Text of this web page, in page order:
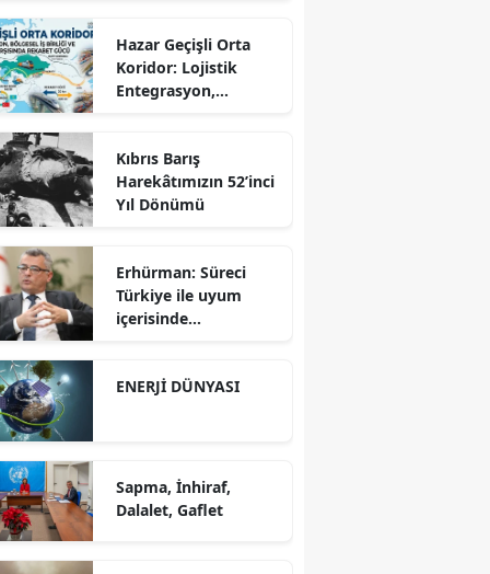
Hazar Geçişli Orta
Koridor: Lojistik
Entegrasyon,
Karşısında Rekabet
Gücü
Kıbrıs Barış
Harekâtımızın 52’inci
Yıl Dönümü
Erhürman: Süreci
Türkiye ile uyum
içerisinde
ENERJİ DÜNYASI
Sapma, İnhiraf,
Dalalet, Gaflet